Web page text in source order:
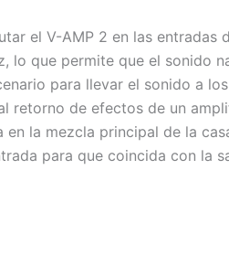
el V-AMP 2 en las
lo que permite que el sonido
para llevar el sonido a
retorno de efectos de un
la mezcla principal de la
para que coincida con la